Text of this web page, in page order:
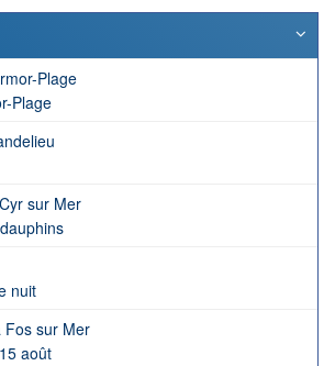
Plage
Plage
sur Mer
nuit
Fos sur Mer
août